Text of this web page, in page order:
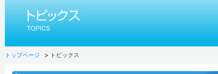
トップページ トピックス